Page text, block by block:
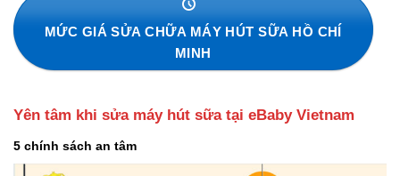
MỨC GIÁ SỬA CHỮA MÁY HÚT SỮA HỒ CHÍ
MINH
Yên tâm khi sửa máy hút sữa tại eBaby Vietnam
5 chính sách an tâm